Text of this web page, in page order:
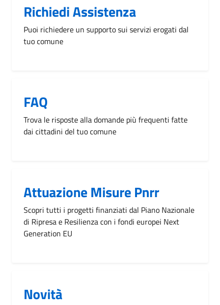
Richiedi Assistenza
Puoi richiedere un supporto sui servizi erogati dal
tuo comune
FAQ
Trova le risposte alla domande più frequenti fatte
dai cittadini del tuo comune
Attuazione Misure Pnrr
Scopri tutti i progetti finanziati dal Piano Nazionale
di Ripresa e Resilienza con i fondi europei Next
Generation EU
Novità